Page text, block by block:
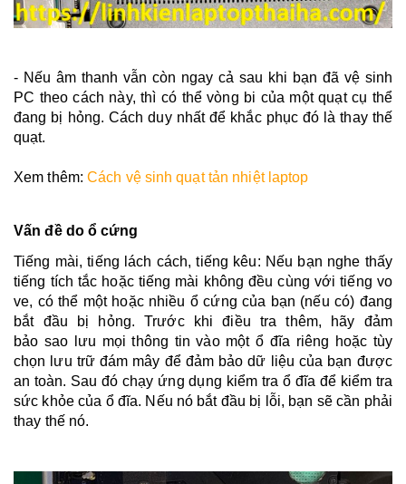
- Nếu âm thanh vẫn còn ngay cả sau khi bạn đã vệ sinh
PC theo cách này, thì có thể vòng bi của một quạt cụ thể
đang bị hỏng. Cách duy nhất để khắc phục đó là thay thế
quạt.
Xem thêm: Cách vệ sinh quạt tản nhiệt laptop
Vấn đề do ổ cứng
Tiếng mài, tiếng lách cách, tiếng kêu: Nếu bạn nghe thấy
tiếng tích tắc hoặc tiếng mài không đều cùng với tiếng vo
ve, có thể một hoặc nhiều ổ cứng của bạn (nếu có) đang
bắt đầu bị hỏng. Trước khi điều tra thêm, hãy đảm
bảo sao lưu mọi thông tin vào một ổ đĩa riêng hoặc tùy
chọn lưu trữ đám mây để đảm bảo dữ liệu của bạn được
an toàn. Sau đó chạy ứng dụng kiểm tra ổ đĩa để kiểm tra
sức khỏe của ổ đĩa. Nếu nó bắt đầu bị lỗi, bạn sẽ cần phải
thay thế nó.